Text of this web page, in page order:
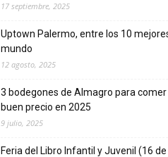
17 septiembre, 2025
Uptown Palermo, entre los 10
mundo
12 agosto, 2025
3 bodegones de Almagro para comer
buen precio en 2025
9 julio, 2025
Feria del Libro Infantil y Juvenil (16 de